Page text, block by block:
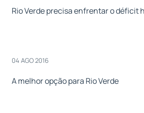
Rio Verde precisa enfrentar o déficit
04 AGO 2016
A melhor opção para Rio Verde